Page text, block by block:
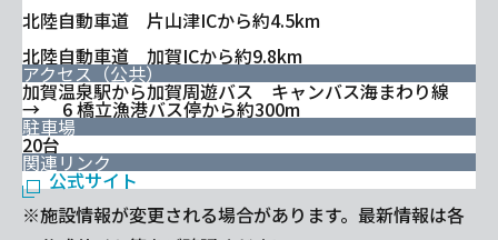
北陸自動車道 片山津ICから約4.5km
北陸自動車道 加賀ICから約9.8km
アクセス（公共）
加賀温泉駅から加賀周遊バス キャンバス海まわり線
→ 6 橋立漁港バス停から約300m
駐車場
20台
関連リンク
公式サイト
※施設情報が変更される場合があります。最新情報は各